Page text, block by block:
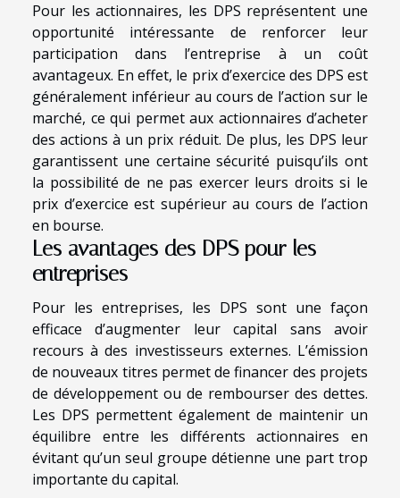
Pour les actionnaires, les DPS représentent une
opportunité intéressante de renforcer leur
participation dans l’entreprise à un coût
avantageux. En effet, le prix d’exercice des DPS est
généralement inférieur au cours de l’action sur le
marché, ce qui permet aux actionnaires d’acheter
des actions à un prix réduit. De plus, les DPS leur
garantissent une certaine sécurité puisqu’ils ont
la possibilité de ne pas exercer leurs droits si le
prix d’exercice est supérieur au cours de l’action
en bourse.
Les avantages des DPS pour les
entreprises
Pour les entreprises, les DPS sont une façon
efficace d’augmenter leur capital sans avoir
recours à des investisseurs externes. L’émission
de nouveaux titres permet de financer des projets
de développement ou de rembourser des dettes.
Les DPS permettent également de maintenir un
équilibre entre les différents actionnaires en
évitant qu’un seul groupe détienne une part trop
importante du capital.